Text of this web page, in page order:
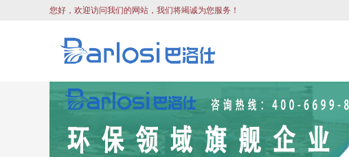
您好，欢迎访问我们的网站，我们将竭诚为您服务！